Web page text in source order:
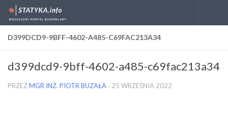
Skip to content
D399DCD9-9BFF-4602-A485-C69FAC213A34
d399dcd9-9bff-4602-a485-c69fac213a34
PRZEZMGR INŻ. PIOTR BUZAŁA · 25 WRZEŚNIA 2022